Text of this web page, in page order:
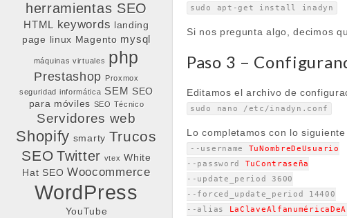
herramientas SEO
HTML keywords
landing
page
linux Magento mysql
máquinas virtuales php
Prestashop
Proxmox
seguridad informática SEM SEO
para móviles SEO Técnico
Servidores web
Shopify smarty Trucos
SEO Twitter vtex White
Hat SEO Woocommerce
WordPress
YouTube
sudo apt-get install inadyn
Si nos pregunta algo, decimos
Paso 3 –
Editamos el archivo de
sudo nano /etc/inadyn.conf
Lo completamos con lo
--username TuNombreDeUsuario
--password TuContraseña
--update_period 3600
--forced_update_period 14400
--alias